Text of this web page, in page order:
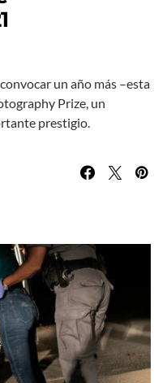
un año más –esta
Prize, un
prestigio.